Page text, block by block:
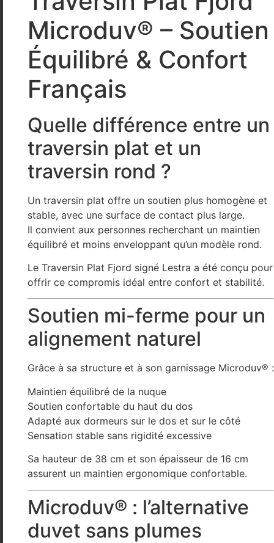
Microduv® – Soutien
Équilibré & Confort
Français
Quelle différence entre un
traversin plat et un
traversin rond ?
Un traversin plat offre un soutien plus homogène et
stable, avec une surface de contact plus large.
Il convient aux personnes recherchant un maintien
équilibré et moins enveloppant qu’un modèle rond.
Le Traversin Plat Fjord signé Lestra a été conçu pour
offrir ce compromis idéal entre confort et stabilité.
Soutien mi-ferme pour un
alignement naturel
Grâce à sa structure et à son garnissage Microduv® :
Maintien équilibré de la nuque
Soutien confortable du haut du dos
Adapté aux dormeurs sur le dos et sur le côté
Sensation stable sans rigidité excessive
Sa hauteur de 38 cm et son épaisseur de 16 cm
assurent un maintien ergonomique confortable.
Microduv® : l’alternative
duvet sans plumes